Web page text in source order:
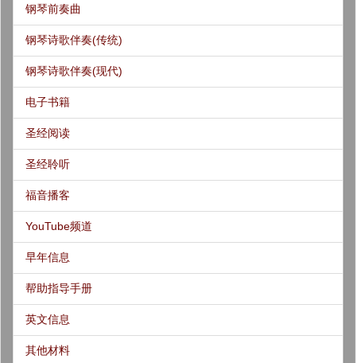
钢琴前奏曲
钢琴诗歌伴奏(传统)
钢琴诗歌伴奏(现代)
电子书籍
圣经阅读
圣经聆听
福音播客
YouTube频道
早年信息
帮助指导手册
英文信息
其他材料